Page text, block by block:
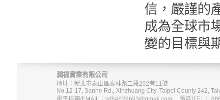
信，嚴謹的
成為全球市
變的目標與
潤福實業有限公司
地址：新北市泰山區泰林路二段292巷11號
No.12-17, Sanhe Rd., Xinzhuang City, Taipei County 242,